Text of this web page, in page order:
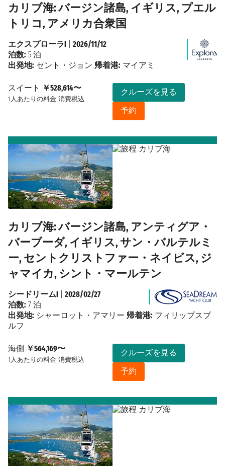
カリブ海: バージン諸島, イギリス, プエル
トリコ, アメリカ合衆国
スイート ￥528,614〜
1人あたりの料金 消費税込
クルーズを見る
予約
エクスプローラI
2026/11/12
泊数: 5 泊
出発地: セント・ジョン 帰着港: マイアミ
カリブ海: バージン諸島, アンティグア・
バーブーダ, イギリス, サン・バルテルミ
ー, セントクリストファー・ネイビス, ジ
ャマイカ, シント・マールテン
海側 ￥564,169〜
1人あたりの料金 消費税込
クルーズを見る
予約
シードリームI
2028/02/27
泊数: 7 泊
出発地: シャーロット・アマリー 帰着港: フィリップスブ
ルフ